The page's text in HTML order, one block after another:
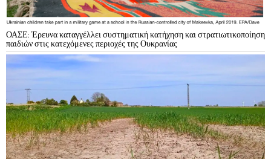
ΟΑΣΕ: Έρευνα καταγγέλλει συστηματική κατήχηση και στρατιωτικοποίηση
παιδιών στις κατεχόμενες περιοχές της Ουκρανίας